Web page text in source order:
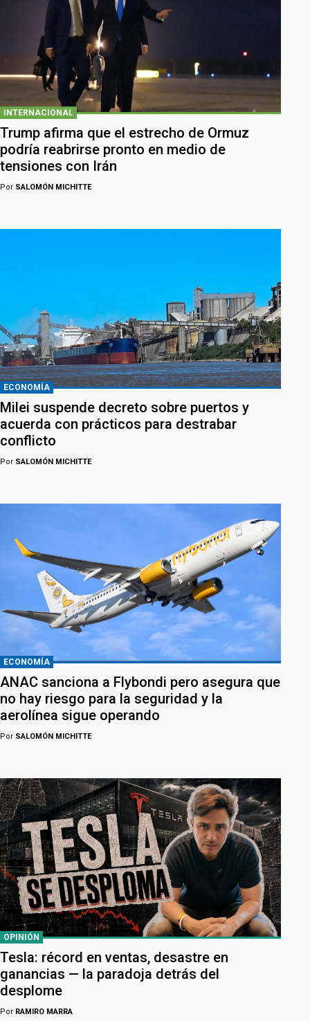
INTERNACIONAL
Trump afirma que el estrecho de Ormuz
podría reabrirse pronto en medio de
tensiones con Irán
Por SALOMÓN MICHITTE
ECONOMÍA
Milei suspende decreto sobre puertos y
acuerda con prácticos para destrabar
conflicto
Por SALOMÓN MICHITTE
ECONOMÍA
ANAC sanciona a Flybondi pero asegura que
no hay riesgo para la seguridad y la
aerolínea sigue operando
Por SALOMÓN MICHITTE
OPINIÓN
Tesla: récord en ventas, desastre en
ganancias — la paradoja detrás del
desplome
Por RAMIRO MARRA